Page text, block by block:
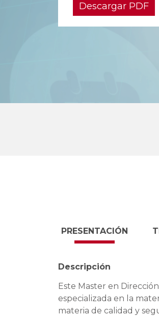
Descargar PDF
PRESENTACIÓN
Descripción
Este Master en
especializada en la
materia de calidad y